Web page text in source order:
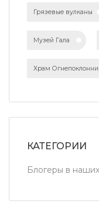
Грязевые вулканы
Музей Гала
Храм
КАТЕГОРИИ
Блогеры в